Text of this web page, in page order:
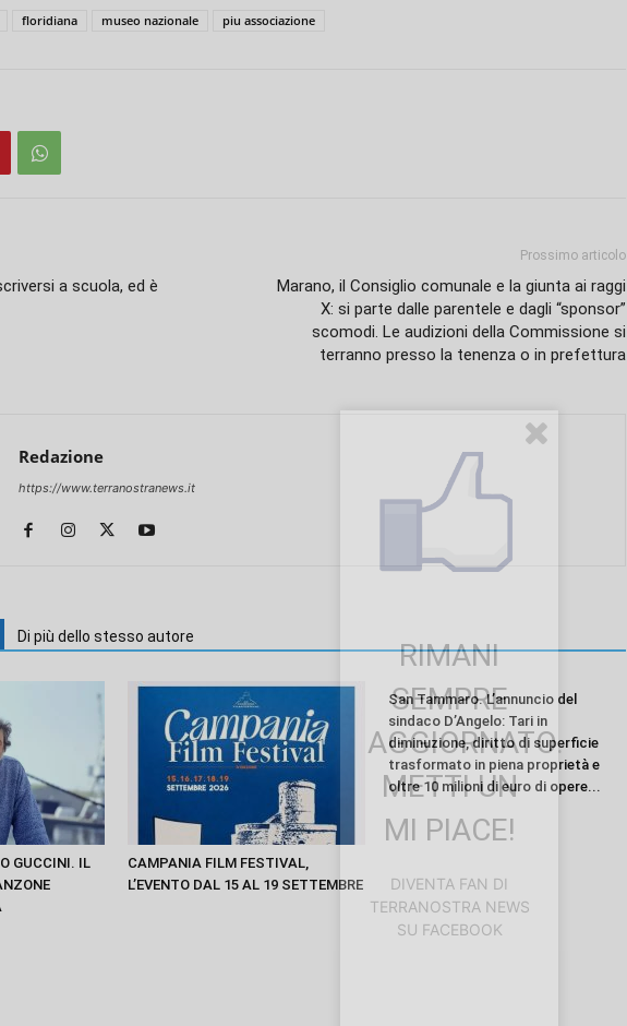
floridiana museo nazionale piu associazione
a scuola, ed è
Prossimo articolo
Marano, il Consiglio comunale e la giunta ai raggi
X: si parte dalle parentele e dagli “sponsor”
scomodi. Le audizioni della Commissione si
terranno presso la tenenza o in prefettura
Redazione
https://www.terranostranews.it
Di più dello stesso autore
GUCCINI. IL
CAMPANIA FILM FESTIVAL,
L’EVENTO DAL 15 AL 19 SETTEMBRE
San Tammaro. L’annuncio del
sindaco D’Angelo: Tari in
diminuzione, diritto di superficie
trasformato in piena proprietà e
oltre 10 milioni di euro di opere...
RIMANI
SEMPRE
AGGIORNATO.
METTI UN
MI PIACE!
DIVENTA FAN DI
TERRANOSTRA NEWS
SU FACEBOOK